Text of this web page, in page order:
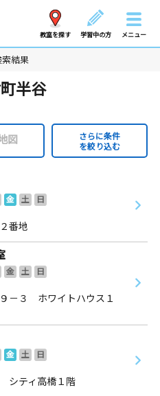
教室を探す 学習中の方 メニュー
結果
半谷
図
さらに条件
を絞り込む
金 土
日
番地
金 土
日
－３ ホワイトハウス１
金 土
日
シティ高橋１階